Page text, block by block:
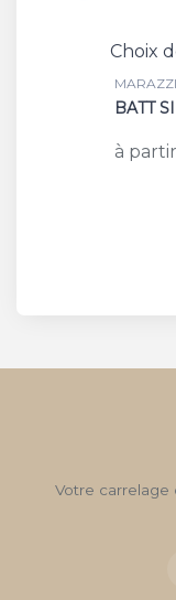
Choix
BATT
à
Votre carrelage